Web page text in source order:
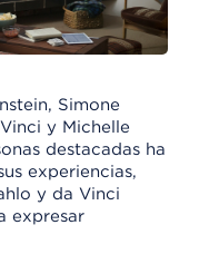
Simone
y Michelle
destacadas ha
experiencias,
y da Vinci
expresar